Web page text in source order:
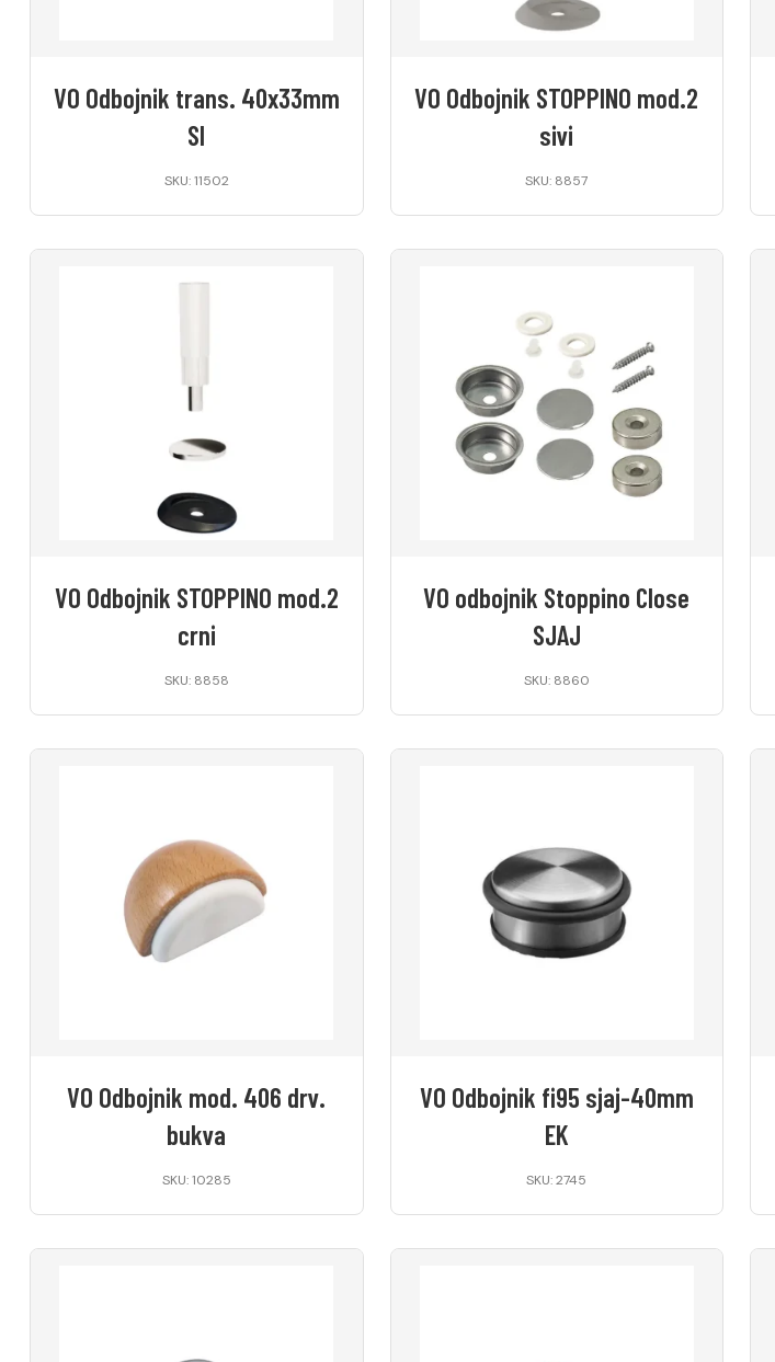
VO Odbojnik trans. 40x33mm
SI
SKU: 11502
VO Odbojnik STOPPINO mod.2
sivi
SKU: 8857
VO Odbojnik STOPPINO mod.2
crni
SKU: 8858
VO odbojnik Stoppino Close
SJAJ
SKU: 8860
VO Odbojnik mod. 406 drv.
bukva
SKU: 10285
VO Odbojnik fi95 sjaj-40mm
EK
SKU: 2745